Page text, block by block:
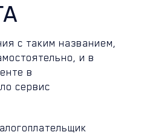
с таким названием,
и в
в
сервис